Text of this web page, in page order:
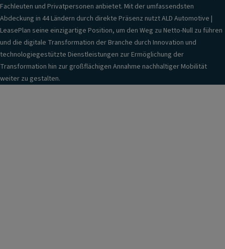
Fachleuten und Privatpersonen anbietet. Mit der umfassendsten
Abdeckung in 44 Ländern durch direkte Präsenz nutzt ALD Automotive |
LeasePlan seine einzigartige Position, um den Weg zu Netto-Null zu führen
und die digitale Transformation der Branche durch Innovation und
technologiegestützte Dienstleistungen zur Ermöglichung der
Transformation hin zur großflächigen Annahme nachhaltiger Mobilität
weiter zu gestalten.